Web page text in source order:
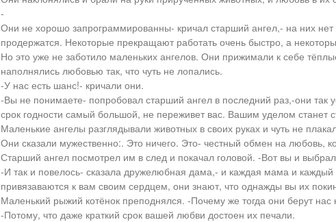
-
Они не хорошо запрограммированны- кричал старший ангел,- на них
продержатся. Некоторые прекращают работать очень быстро, а
Но это уже не заботило маленьких ангелов. Они прижимали к себе
наполнялись любовью так, что чуть не лопались.
-У нас есть шанс!- кричали они.
-Вы не понимаете- попробовал старший ангел в последний раз,-они так
срок годности самый большой, не переживет вас. Вашим уделом станет
Маленькие ангелы разглядывали животных в своих руках и чуть не
Они сказали мужественно:. Это ничего. Это- честный обмен на любовь,
Старший ангел посмотрел им в след и покачал головой. -Вот вы и
-И так и повелось- сказала дружелюбная дама,- и каждая мама и каждый
привязаваются к вам своим сердцем, они знают, что однажды вы их
Маленький рыжий котёнок преподнялся. -Почему же тогда они берут нас
-Потому, что даже краткий срок вашей любви достоен их печали.